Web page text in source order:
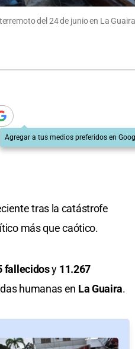
del 24 de junio en La
Agregar a tus medios preferidos en
tras la catástrofe
más que caótico.
fallecidosy 11.267
humanas en La Guaira.